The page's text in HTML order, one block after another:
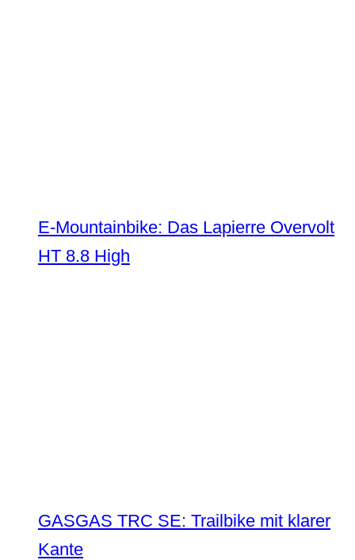
E-Mountainbike: Das Lapierre Overvolt
HT 8.8 High
GASGAS TRC SE: Trailbike mit klarer
Kante